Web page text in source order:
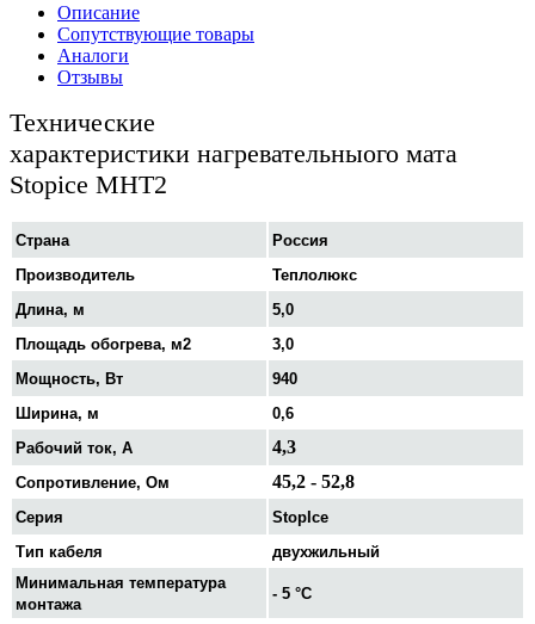
Описание
Сопутствующие товары
Аналоги
Отзывы
Технические
характеристики нагревательныого мата
Stopice МНТ2
Страна
Россия
Производитель
Теплолюкс
Длина, м
5,0
Площадь обогрева, м2
3,0
Мощность, Вт
940
Ширина, м
0,6
Рабочий ток, А
4,3
Сопротивление, Ом 45,2 - 52,8
Серия
StopIce
Тип кабеля
двухжильный
Минимальная температура
монтажа
- 5 °C